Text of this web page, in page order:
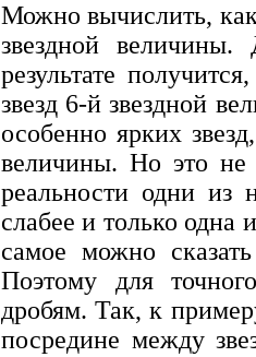
Можно вычислить, как
звездной
результате
звезд 6-й звездной
особенно ярких
величины. Но это
реальности одни из
слабее и только одна
самое можно
Поэтому для
дробям. Так, к
посредине между